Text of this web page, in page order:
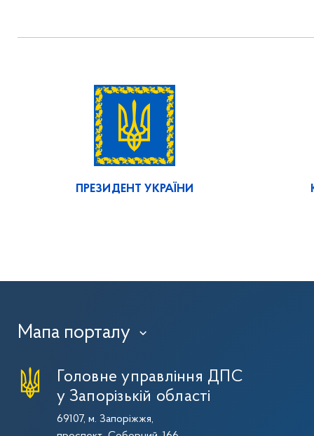
ПРЕЗИДЕНТ УКРАЇНИ
Мапа порталу ›
Головне управління ДПС
у Запорізькій області
69107, м. Запоріжжя,